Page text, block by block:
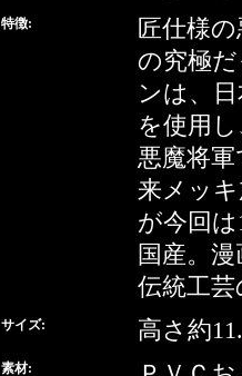
特徴:
匠仕様
の究極
ンは、
を使用
悪魔将
来メッ
が今回
国産。
伝統工
サイズ: 高さ約
素材: